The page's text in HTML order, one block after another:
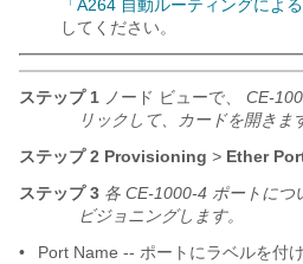
「A264 自動ルーティングによ
してください。
ステップ 1 ノード ビューで、
CE-
リックして、カードを開きま
ステップ 2 Provisioning > Ether
ステップ 3 各 CE-1000-4 ポートにつ
ビジョニングします。
•
Port Name -- ポートにラベルを付